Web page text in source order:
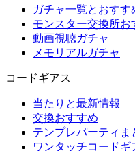
ガチャ一覧とおすす
モンスター交換所お
動画視聴ガチャ
メモリアルガチャ
コードギアス
当たりと最新情報
交換おすすめ
テンプレパーティま
ワンタッチコードギ